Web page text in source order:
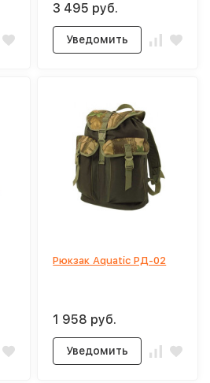
3 495 руб.
Уведомить
Рюкзак Aquatic РД-02
1 958 руб.
Уведомить